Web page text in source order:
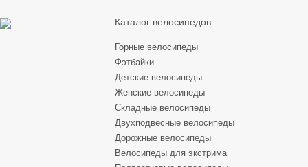
Каталог велосипедов
Горные велосипеды
Фэтбайки
Детские велосипеды
Женские велосипеды
Складные велосипеды
Двухподвесные велосипеды
Дорожные велосипеды
Велосипеды для экстрима